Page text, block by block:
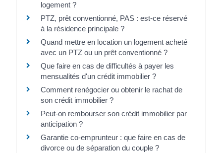
logement ?
PTZ, prêt conventionné, PAS : est-ce réservé
à la résidence principale ?
Quand mettre en location un logement acheté
avec un PTZ ou un prêt conventionné ?
Que faire en cas de difficultés à payer les
mensualités d'un crédit immobilier ?
Comment renégocier ou obtenir le rachat de
son crédit immobilier ?
Peut-on rembourser son crédit immobilier par
anticipation ?
Garantie co-emprunteur : que faire en cas de
divorce ou de séparation du couple ?